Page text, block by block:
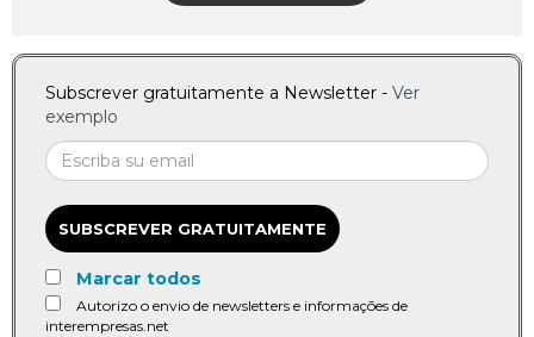
Subscrever gratuitamente a Newsletter - Ver
exemplo
SUBSCREVER GRATUITAMENTE
Marcar todos
Autorizo o envio de newsletters e informações de
interempresas.net